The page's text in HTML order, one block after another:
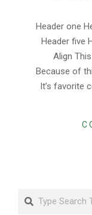
Header one
Header five
Align
Because of
It’s favorite
Search